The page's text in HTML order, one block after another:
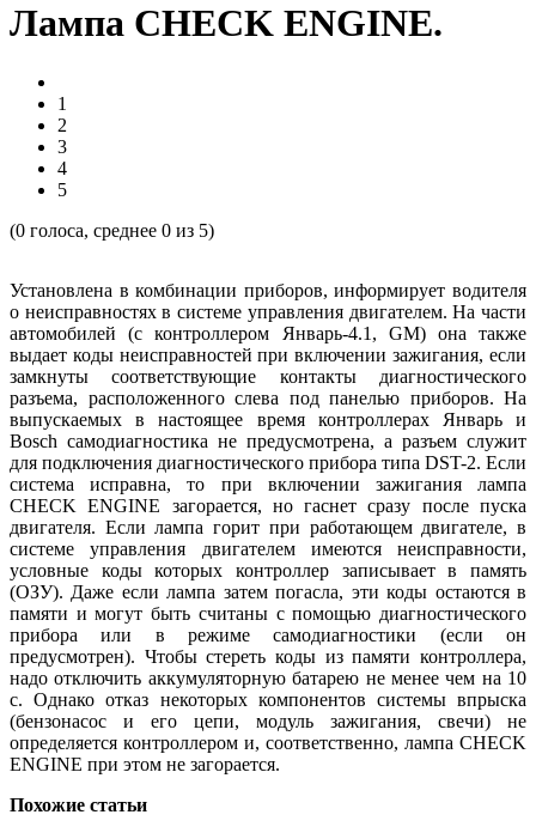
Лампа CHECK ENGINE.
1
2
3
4
5
(0 голоса, среднее 0 из 5)
Установлена в комбинации приборов, информирует водителя
о неисправностях в системе управления двигателем. На части
автомобилей (с контроллером Январь-4.1, GM) она также
выдает коды неисправностей при включении зажигания, если
замкнуты соответствующие контакты диагностического
разъема, расположенного слева под панелью приборов. На
выпускаемых в настоящее время контроллерах Январь и
Bosch самодиагностика не предусмотрена, а разъем служит
для подключения диагностического прибора типа DST-2. Если
система исправна, то при включении зажигания лампа
CHECK ENGINE загорается, но гаснет сразу после пуска
двигателя. Если лампа горит при работающем двигателе, в
системе управления двигателем имеются неисправности,
условные коды которых контроллер записывает в память
(ОЗУ). Даже если лампа затем погасла, эти коды остаются в
памяти и могут быть считаны с помощью диагностического
прибора или в режиме самодиагностики (если он
предусмотрен). Чтобы стереть коды из памяти контроллера,
надо отключить аккумуляторную батарею не менее чем на 10
с. Однако отказ некоторых компонентов системы впрыска
(бензонасос и его цепи, модуль зажигания, свечи) не
определяется контроллером и, соответственно, лампа CHECK
ENGINE при этом не загорается.
Похожие статьи